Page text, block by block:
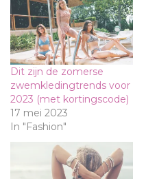
Dit zijn de zomerse
zwemkledingtrends voor
2023 (met kortingscode)
17 mei 2023
In "Fashion"